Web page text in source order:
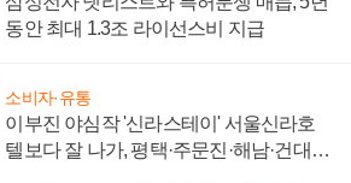
동안 최대 1.3조 라이선스비 지급
소비자·유통
이부진 야심작 '신라스테이' 서울신라호
텔보다 잘 나가, 평택·주문진·해남·건대로